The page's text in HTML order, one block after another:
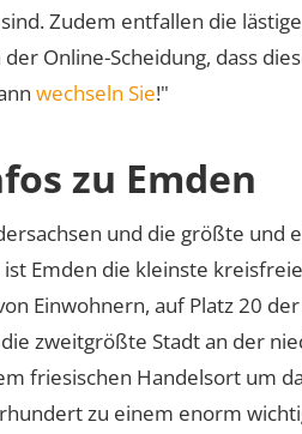
Zudem entfallen die
Online-Scheidung, dass
wechseln Sie!"
zu Emden
und die größte und
Emden die kleinste
Einwohnern, auf Platz 20
zweitgrößte Stadt an der
friesischen Handelsort um
zu einem enorm